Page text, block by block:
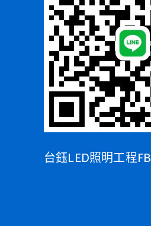
台鈺LED照明工程FB